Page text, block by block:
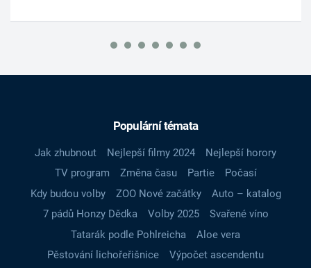
Populární témata
Jak zhubnout Nejlepší filmy 2024
Nejlepší horory
TV program
Změna času Partie
Počasí
Kdy budou volby
ZOO Nové začátky
Auto – katalog
7 pádů Honzy Dědka
Volby 2025
Svařené víno
Tatarák podle Pohlreicha
Aloe vera
Pěstování lichořeřišnice
Výpočet ascendentu